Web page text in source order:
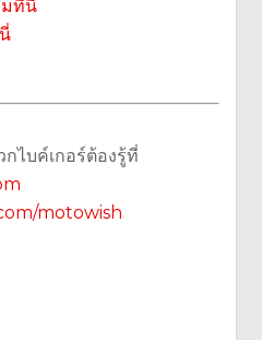
มที่นี่
กไบค์เกอร์ต้องรู้ที่
motowish